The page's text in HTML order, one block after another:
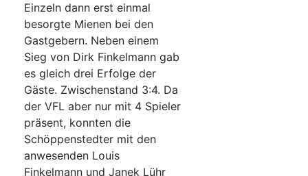
Einzeln dann erst einmal
besorgte Mienen bei den
Gastgebern. Neben einem
Sieg von Dirk Finkelmann gab
es gleich drei Erfolge der
Gäste. Zwischenstand 3:4. Da
der VFL aber nur mit 4 Spieler
präsent, konnten die
Schöppenstedter mit den
anwesenden Louis
Finkelmann und Janek Lühr